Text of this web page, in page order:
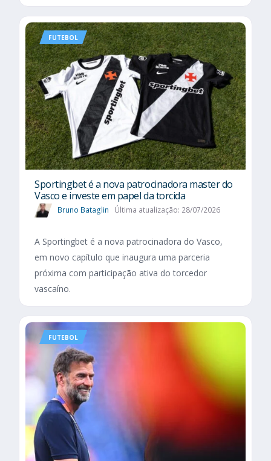
FUTEBOL
Sportingbet é a nova patrocinadora master do
Vasco e investe em papel da torcida
Bruno Bataglin Última atualização: 28/07/2026
A Sportingbet é a nova patrocinadora do Vasco,
em novo capítulo que inaugura uma parceria
próxima com participação ativa do torcedor
vascaíno.
FUTEBOL